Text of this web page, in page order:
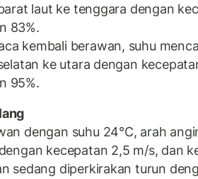
laut ke tenggara dengan
83%.
kembali berawan, suhu
ke utara dengan
95%.
dengan suhu 24°C, arah
kecepatan 2,5 m/s, dan
sedang diperkirakan turun